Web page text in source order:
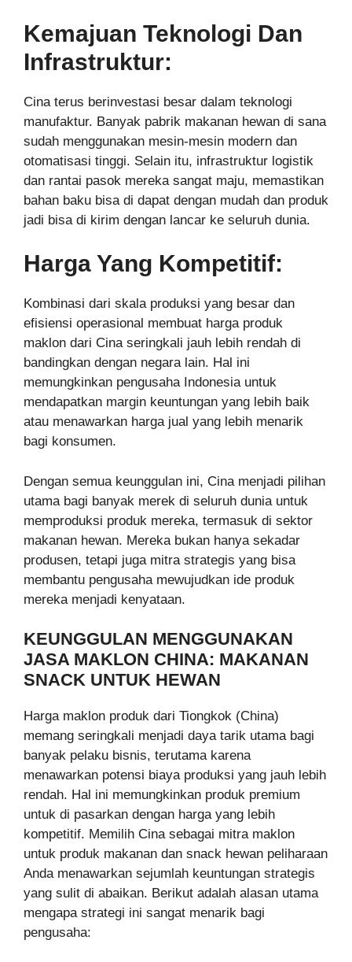
Kemajuan Teknologi Dan
Infrastruktur:
Cina terus berinvestasi besar dalam teknologi
manufaktur. Banyak pabrik makanan hewan di sana
sudah menggunakan mesin-mesin modern dan
otomatisasi tinggi. Selain itu, infrastruktur logistik
dan rantai pasok mereka sangat maju, memastikan
bahan baku bisa di dapat dengan mudah dan produk
jadi bisa di kirim dengan lancar ke seluruh dunia.
Harga Yang Kompetitif:
Kombinasi dari skala produksi yang besar dan
efisiensi operasional membuat harga produk
maklon dari Cina seringkali jauh lebih rendah di
bandingkan dengan negara lain. Hal ini
memungkinkan pengusaha Indonesia untuk
mendapatkan margin keuntungan yang lebih baik
atau menawarkan harga jual yang lebih menarik
bagi konsumen.
Dengan semua keunggulan ini, Cina menjadi pilihan
utama bagi banyak merek di seluruh dunia untuk
memproduksi produk mereka, termasuk di sektor
makanan hewan. Mereka bukan hanya sekadar
produsen, tetapi juga mitra strategis yang bisa
membantu pengusaha mewujudkan ide produk
mereka menjadi kenyataan.
KEUNGGULAN MENGGUNAKAN
JASA MAKLON CHINA: MAKANAN
SNACK UNTUK HEWAN
Harga maklon produk dari Tiongkok (China)
memang seringkali menjadi daya tarik utama bagi
banyak pelaku bisnis, terutama karena
menawarkan potensi biaya produksi yang jauh lebih
rendah. Hal ini memungkinkan produk premium
untuk di pasarkan dengan harga yang lebih
kompetitif. Memilih Cina sebagai mitra maklon
untuk produk makanan dan snack hewan peliharaan
Anda menawarkan sejumlah keuntungan strategis
yang sulit di abaikan. Berikut adalah alasan utama
mengapa strategi ini sangat menarik bagi
pengusaha: